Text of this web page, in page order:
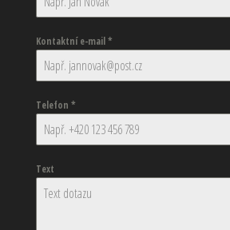
Kontaktní e-mail*
Telefon *
Text